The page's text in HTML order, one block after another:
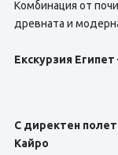
Комбинация от
древната и
Екскурзия
С директен
Кайро